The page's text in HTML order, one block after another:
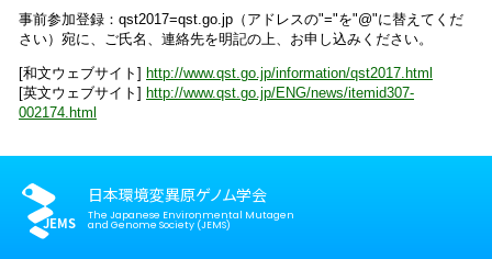
事前参加登録：qst2017=qst.go.jp（アドレスの"="を"@"に替えてくだ
さい）宛に、ご氏名、連絡先を明記の上、お申し込みください。
[和文ウェブサイト] http://www.qst.go.jp/information/qst2017.html
[英文ウェブサイト] http://www.qst.go.jp/ENG/news/itemid307-
002174.html
日本環境変異原ゲノム学会
The Japanese Environmental Mutagen
and Genome Society (JEMS)